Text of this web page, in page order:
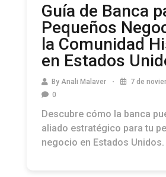
Guía de Banca
Pequeños
la Comunidad
en Estados
By Anali Malaver
7 de
0
Descubre cómo la banca
aliado estratégico para tu
negocio en Estados Unidos.